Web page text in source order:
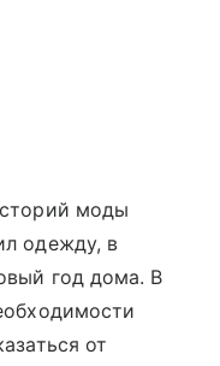
моды
одежду, в
год дома. В
от